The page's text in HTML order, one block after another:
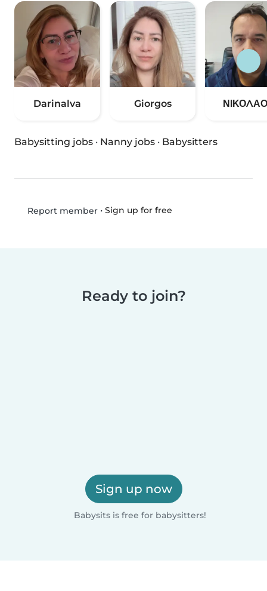
Darinalva Giorgos
Babysitting jobs · Nanny jobs · Babysitters
Report member• Sign up for free
Ready to join?
Sign up now
Babysits is free for babysitters!